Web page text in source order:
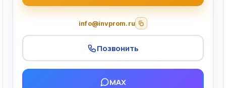
info@invprom.ru
Позвонить
MAX